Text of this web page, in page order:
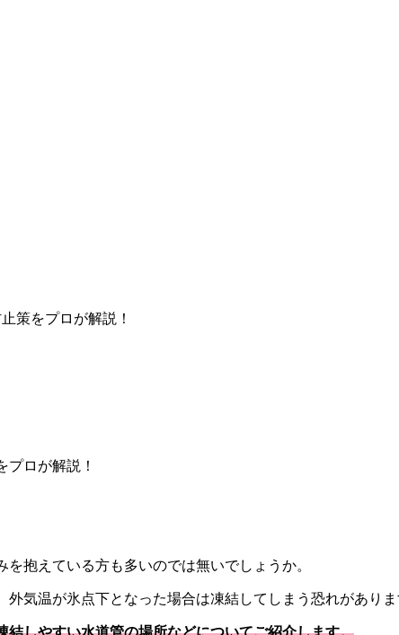
策をプロが解説！
プロが解説！
抱えている方も多いのでは無いでしょうか。
気温が氷点下となった場合は凍結してしまう恐れがありま
しやすい水道管の場所などについてご紹介します。